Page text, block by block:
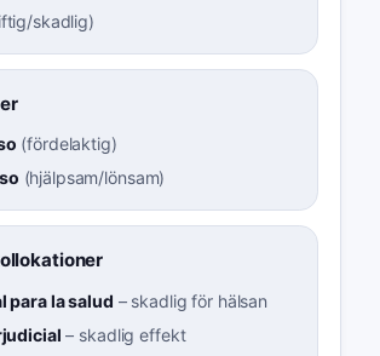
skadlig)
(fördelaktig)
(hjälpsam/lönsam)
para la salud – skadlig för hälsan
– skadlig effekt